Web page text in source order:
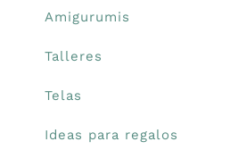
Newsletter
Amigurumis
Talleres
Telas
Ideas para regalos